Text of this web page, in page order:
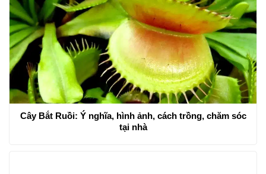
Cây Bắt Ruồi: Ý nghĩa, hình ảnh, cách trồng, chăm sóc
tại nhà